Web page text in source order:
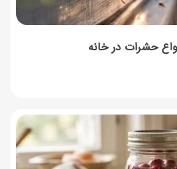
حشرات در خانه